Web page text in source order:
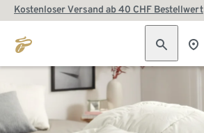
Kostenloser Versand ab 40 CHF Bestellwert